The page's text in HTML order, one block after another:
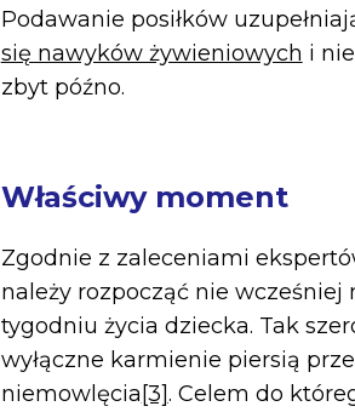
Podawanie posiłków
się nawyków żywieniowych i
zbyt późno.
Właściwy moment
Zgodnie z zaleceniami
należy rozpocząć nie wcześniej
tygodniu życia dziecka. Tak
wyłączne karmienie piersią
niemowlęcia [3]. Celem do